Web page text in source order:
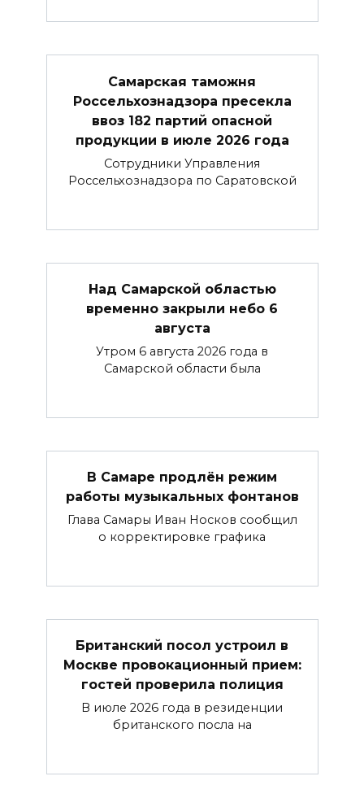
Самарская таможня
Россельхознадзора пресекла
ввоз 182 партий опасной
продукции в июле 2026 года
Сотрудники Управления
Россельхознадзора по Саратовской
Над Самарской областью
временно закрыли небо 6
августа
Утром 6 августа 2026 года в
Самарской области была
В Самаре продлён режим
работы музыкальных фонтанов
Глава Самары Иван Носков сообщил
о корректировке графика
Британский посол устроил в
Москве провокационный прием:
гостей проверила полиция
В июле 2026 года в резиденции
британского посла на